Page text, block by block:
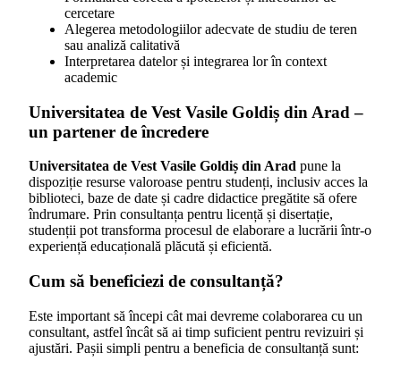
cercetare
Alegerea metodologiilor adecvate de studiu de teren
sau analiză calitativă
Interpretarea datelor și integrarea lor în context
academic
Universitatea de Vest Vasile Goldiș din Arad –
un partener de încredere
Universitatea de Vest Vasile Goldiș din Arad pune la
dispoziție resurse valoroase pentru studenți, inclusiv acces la
biblioteci, baze de date și cadre didactice pregătite să ofere
îndrumare. Prin consultanța pentru licență și disertație,
studenții pot transforma procesul de elaborare a lucrării într-o
experiență educațională plăcută și eficientă.
Cum să beneficiezi de consultanță?
Este important să începi cât mai devreme colaborarea cu un
consultant, astfel încât să ai timp suficient pentru revizuiri și
ajustări. Pașii simpli pentru a beneficia de consultanță sunt: